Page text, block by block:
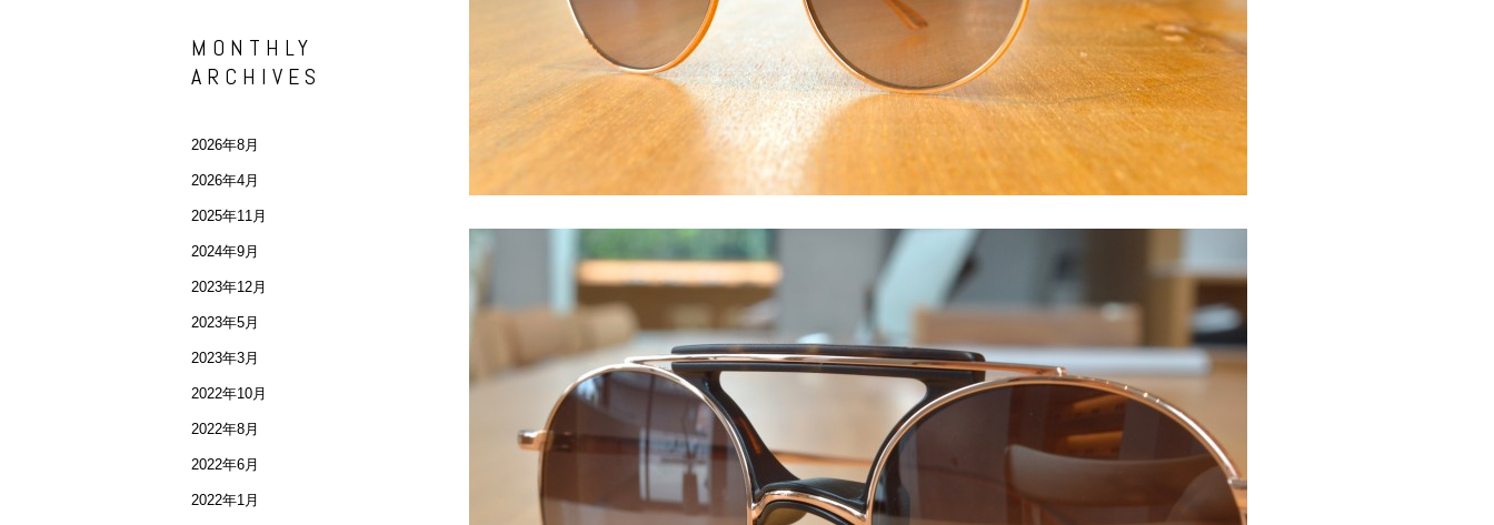
MONTHLY
ARCHIVES
2026年8月
2026年4月
2025年11月
2024年9月
2023年12月
2023年5月
2023年3月
2022年10月
2022年8月
2022年6月
2022年1月